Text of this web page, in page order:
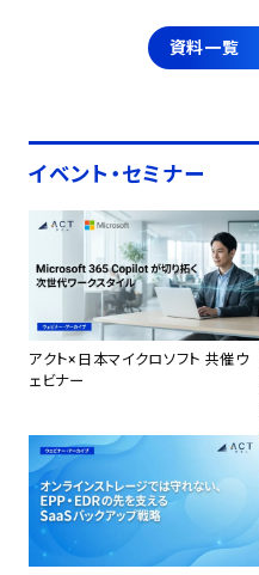
資料一覧
イベント・セミナー
アクト×日本マイクロソフト 共催ウ
ェビナー